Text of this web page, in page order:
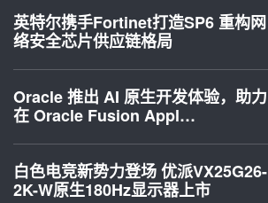
英特尔携手Fortinet打造SP6 重构网
络安全芯片供应链格局
Oracle 推出 AI 原生开发体验，助力
在 Oracle Fusion Appl…
白色电竞新势力登场 优派VX25G26-
2K-W原生180Hz显示器上市